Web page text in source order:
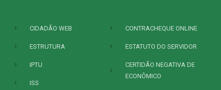
CIDADÃO WEB
ESTRUTURA
IPTU
ISS
CONTRACHEQUE ONLINE
ESTATUTO DO SERVIDOR
CERTIDÃO NEGATIVA DE
ECONÔMICO